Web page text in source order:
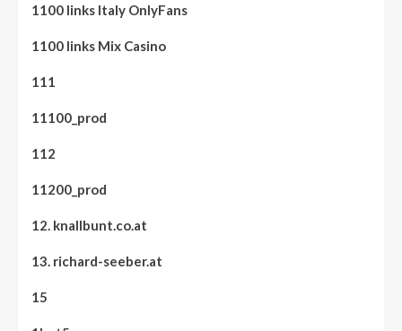
1100 links Italy OnlyFans
1100 links Mix Casino
111
11100_prod
112
11200_prod
12. knallbunt.co.at
13. richard-seeber.at
15